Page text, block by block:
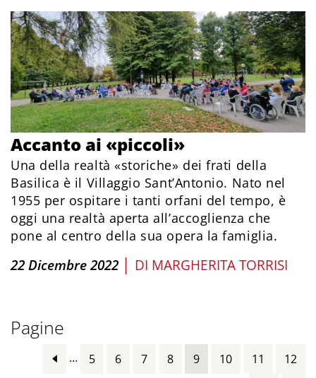
Accanto ai «piccoli»
Una della realtà «storiche» dei frati della
Basilica è il Villaggio Sant’Antonio. Nato nel
1955 per ospitare i tanti orfani del tempo, è
oggi una realtà aperta all’accoglienza che
pone al centro della sua opera la famiglia.
22 Dicembre 2022 | DI MARGHERITA TORRISI
Pagine
… 5 6 7 8 9 10 11
12